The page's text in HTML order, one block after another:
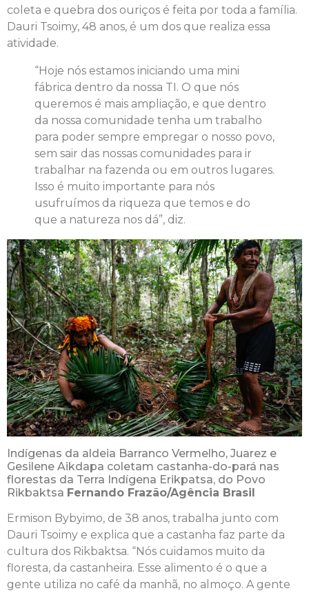
coleta e quebra dos ouriços é feita por toda a família.
Dauri Tsoimy, 48 anos, é um dos que realiza essa
atividade.
“Hoje nós estamos iniciando uma mini
fábrica dentro da nossa TI. O que nós
queremos é mais ampliação, e que dentro
da nossa comunidade tenha um trabalho
para poder sempre empregar o nosso povo,
sem sair das nossas comunidades para ir
trabalhar na fazenda ou em outros lugares.
Isso é muito importante para nós
usufruímos da riqueza que temos e do
que a natureza nos dá”, diz.
Indígenas da aldeia Barranco Vermelho, Juarez e
Gesilene Aikdapa coletam castanha-do-pará nas
florestas da Terra Indígena Erikpatsa, do Povo
Rikbaktsa Fernando Frazão/Agência Brasil
Ermison Bybyimo, de 38 anos, trabalha junto com
Dauri Tsoimy e explica que a castanha faz parte da
cultura dos Rikbaktsa. “Nós cuidamos muito da
floresta, da castanheira. Esse alimento é o que a
gente utiliza no café da manhã, no almoço. A gente